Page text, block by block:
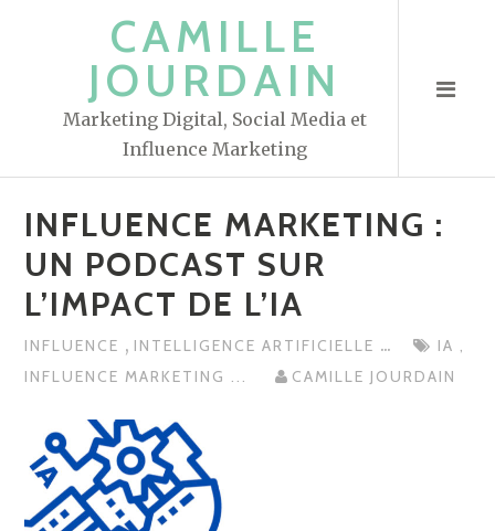
CAMILLE
JOURDAIN
Marketing Digital, Social Media et
Influence Marketing
INFLUENCE MARKETING :
UN PODCAST SUR
L’IMPACT DE L’IA
INFLUENCE , INTELLIGENCE ARTIFICIELLE ... IA ,
INFLUENCE MARKETING ... CAMILLE JOURDAIN